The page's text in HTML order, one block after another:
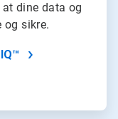
dine data og
sikre.